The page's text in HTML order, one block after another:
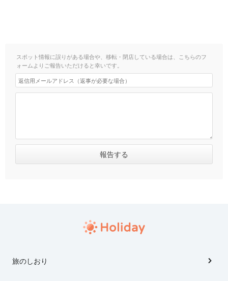
スポット情報に誤りがある場合や、移転・閉店している場合は、こちらのフ
ォームよりご報告いただけると幸いです。
旅のしおり